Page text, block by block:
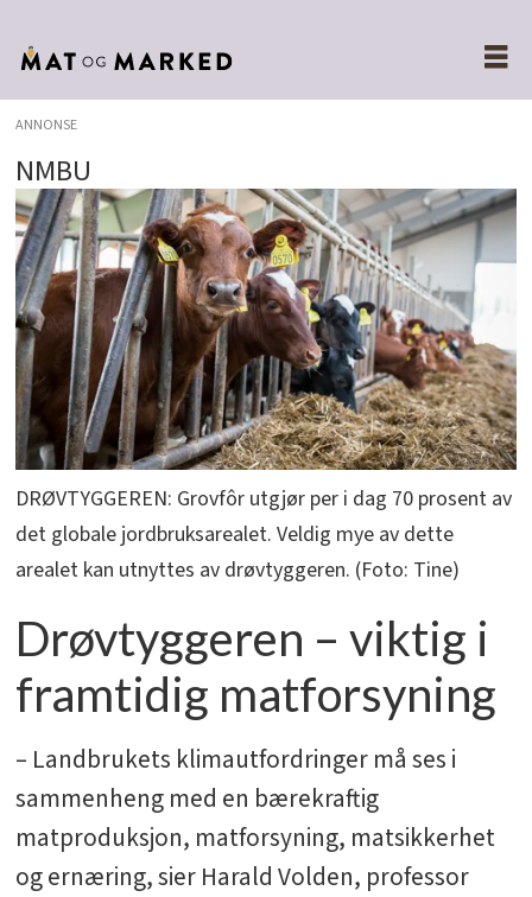
ANNONSE
NMBU
DRØVTYGGEREN: Grovfôr utgjør per i dag 70 prosent av
det globale jordbruksarealet. Veldig mye av dette
arealet kan utnyttes av drøvtyggeren. (Foto: Tine)
Drøvtyggeren – viktig i
framtidig matforsyning
– Landbrukets klimautfordringer må ses i
sammenheng med en bærekraftig
matproduksjon, matforsyning, matsikkerhet
og ernæring, sier Harald Volden, professor